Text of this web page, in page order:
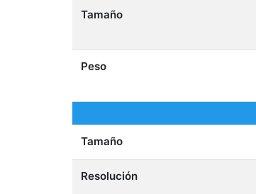
Tamaño
Peso
Tamaño
Resolución